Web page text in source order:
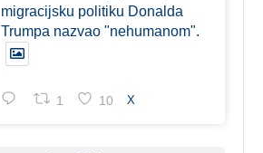
migracijsku politiku Donalda
Trumpa nazvao "nehumanom".
1 10 X